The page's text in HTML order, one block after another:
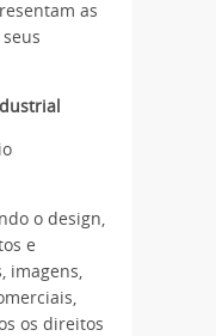
as
o design,
e
imagens,
os direitos